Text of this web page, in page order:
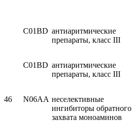
C01BD антиаритмические
препараты, класс III
C01BD антиаритмические
препараты, класс III
46 N06AA неселективные
ингибиторы обратного
захвата моноаминов